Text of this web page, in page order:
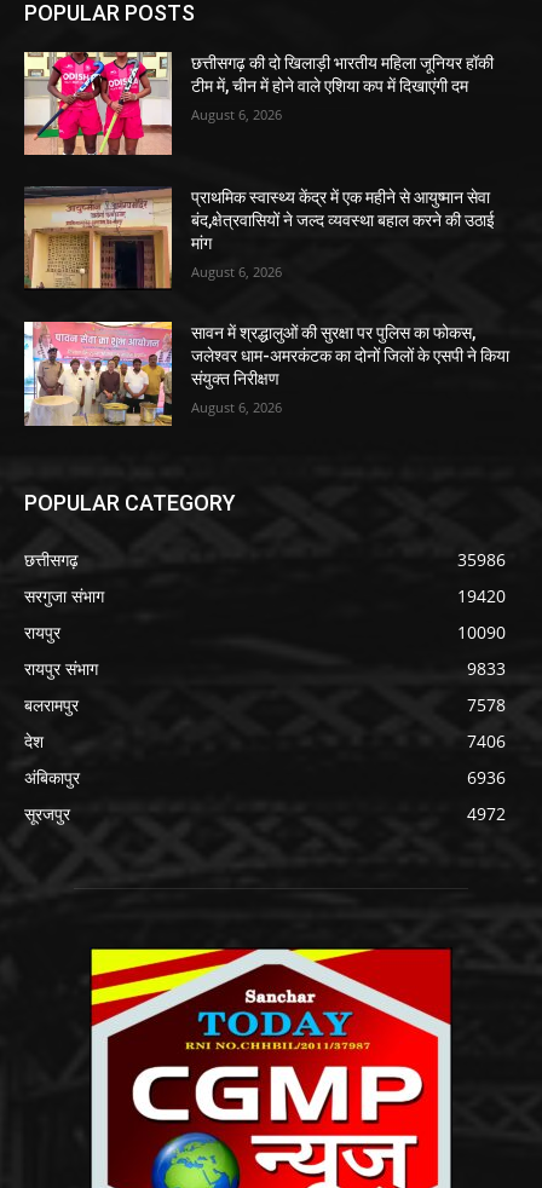
POPULAR POSTS
छत्तीसगढ़ की दो खिलाड़ी भारतीय महिला जूनियर हॉकी
टीम में, चीन में होने वाले एशिया कप में दिखाएंगी दम
August 6, 2026
प्राथमिक स्वास्थ्य केंद्र में एक महीने से आयुष्मान सेवा
बंद,क्षेत्रवासियों ने जल्द व्यवस्था बहाल करने की उठाई
मांग
August 6, 2026
सावन में श्रद्धालुओं की सुरक्षा पर पुलिस का फोकस,
जलेश्वर धाम-अमरकंटक का दोनों जिलों के एसपी ने किया
संयुक्त निरीक्षण
August 6, 2026
POPULAR CATEGORY
छत्तीसगढ़
35986
सरगुजा संभाग
19420
रायपुर
10090
रायपुर संभाग
9833
बलरामपुर
7578
देश
7406
अंबिकापुर
6936
सूरजपुर
4972